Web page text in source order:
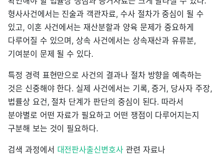
형사사건에서는 진술과 객관자료, 수사 절차가 중심이 될 수
있고, 이혼 사건에서는 재산분할과 양육 문제가 중요하게
다루어질 수 있으며, 상속 사건에서는 상속재산과 유류분,
기여분이 문제 될 수 있다.
특정 경력 표현만으로 사건의 결과나 절차 방향을 예측하는
것은 신중해야 한다. 실제 사건에서는 기록, 증거, 당사자 주장,
법률상 요건, 절차 단계가 판단의 중심이 된다. 따라서
분야별로 어떤 자료가 필요하고 어떤 쟁점이 다루어지는지
구분해 보는 것이 필요하다.
검색 과정에서 대전판사출신변호사관련 자료나